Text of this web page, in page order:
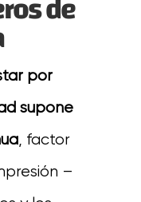
por
supone
, factor
–